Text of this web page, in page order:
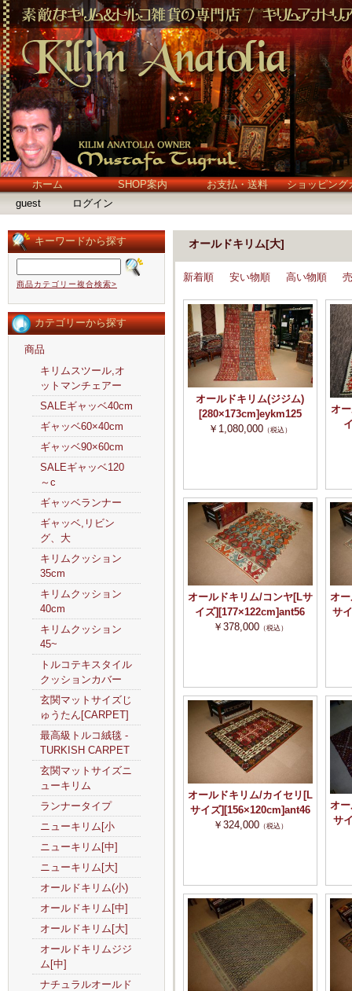
ホーム SHOP案内 お支払・送料
ショッピング
guest
ログイン
キーワードから探す
商品カテゴリー複合検索>
カテゴリーから探す
商品
キリムスツール,オ
ットマンチェアー
SALEギャッベ40cm
ギャッベ60×40cm
ギャッベ90×60cm
SALEギャッベ120
～c
ギャッベランナー
ギャッベ,リビン
グ、大
キリムクッション
35cm
キリムクッション
40cm
キリムクッション
45~
トルコテキスタイル
クッションカバー
玄関マットサイズじ
ゅうたん[CARPET]
最高級トルコ絨毯 -
TURKISH CARPET
玄関マットサイズニ
ューキリム
ランナータイプ
ニューキリム[小
ニューキリム[中]
ニューキリム[大]
オールドキリム(小)
オールドキリム[中]
オールドキリム[大]
オールドキリムジジ
ム[中]
ナチュラルオールド
オールドキリム[大]
新着順 安い物順 高い物順
オールドキリム(ジジム)
[280×173cm]eykm125
￥1,080,000 （税込）
オ
オールドキリム/コンヤ[Lサ
イズ][177×122cm]ant56
￥378,000 （税込）
オ
サ
オールドキリム/カイセリ[L
サイズ][156×120cm]ant46
￥324,000 （税込）
オ
サ